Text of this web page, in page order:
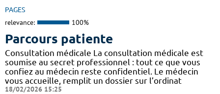
PAGES
relevance: 100%
Parcours patiente
Consultation médicale La consultation médicale est
soumise au secret professionnel : tout ce que vous
confiez au médecin reste confidentiel. Le médecin
vous accueille, remplit un dossier sur l’ordinat
18/02/2026 15:25